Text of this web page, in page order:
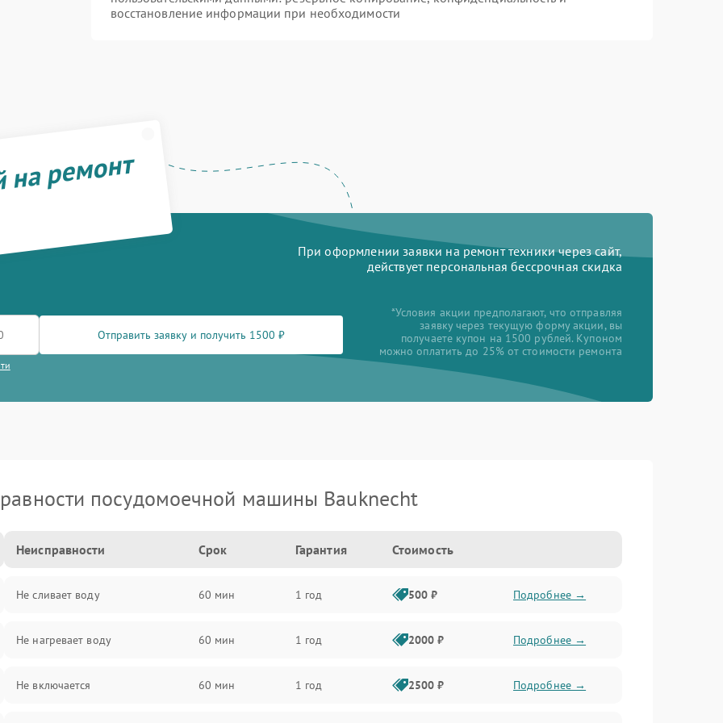
восстановление информации при необходимости
ремонт
При оформлении заявки на ремонт техники через сайт,
действует персональная бессрочная скидка
Отправить заявку и получить 1500 ₽
*Условия акции предполагают, что отправляя
заявку через текущую форму акции, вы
получаете купон на 1500 рублей. Купоном
можно оплатить до 25% от стоимости ремонта
посудомоечной машины Bauknecht
Неисправности Срок Гарантия Стоимость
Не сливает воду 60 мин 1 год 500 ₽ Подробнее →
Не нагревает воду 60 мин 1 год 2000 ₽ Подробнее →
Не включается 60 мин 1 год 2500 ₽ Подробнее →